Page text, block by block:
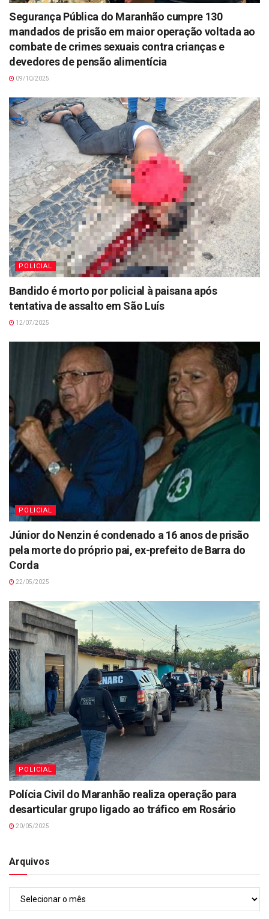
Segurança Pública do Maranhão cumpre 130
mandados de prisão em maior operação voltada ao
combate de crimes sexuais contra crianças e
devedores de pensão alimentícia
09/10/2025
POLICIAL
Bandido é morto por policial à paisana após
tentativa de assalto em São Luís
12/07/2025
POLICIAL
Júnior do Nenzin é condenado a 16 anos de prisão
pela morte do próprio pai, ex-prefeito de Barra do
Corda
22/05/2025
POLICIAL
Polícia Civil do Maranhão realiza operação para
desarticular grupo ligado ao tráfico em Rosário
20/05/2025
Arquivos
Arquivos